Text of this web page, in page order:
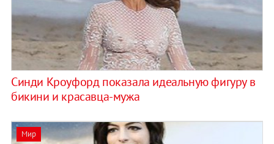
Синди Кроуфорд показала идеальную фигуру в
бикини и красавца-мужа
Мир